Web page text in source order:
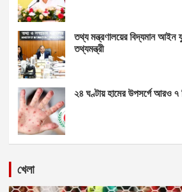
তথ্য মন্ত্রণালয়ের বিদ্যমান আইন
তথ্যমন্ত্রী
২৪ ঘণ্টায় হামের উপসর্গে আরও
খেলা